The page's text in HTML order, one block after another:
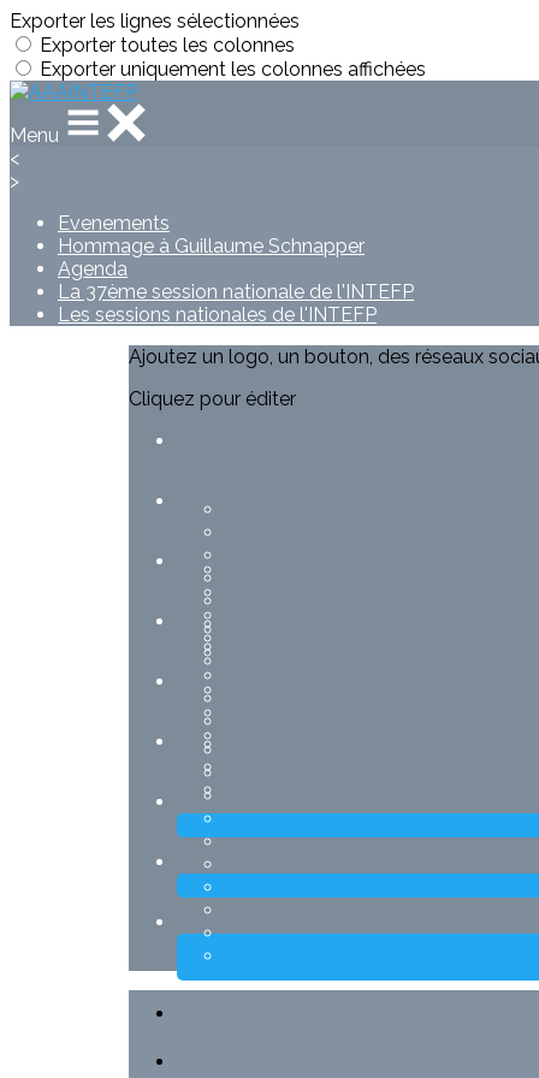
Exporter les lignes sélectionnées
Exporter toutes les colonnes
Exporter uniquement les colonnes affichées
Menu
<
>
Evenements
Hommage à Guillaume Schnapper
Agenda
La 37ème session nationale de l'INTEFP
Les sessions nationales de l'INTEFP
Ajoutez un logo, un bouton, des réseaux
Cliquez pour éditer